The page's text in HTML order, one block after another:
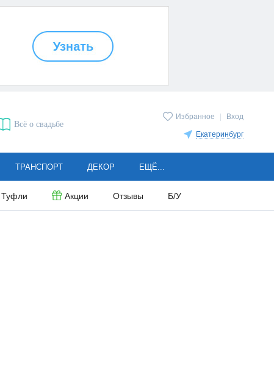
Избранное Вход
Екатеринбург
Всё о свадьбе
Туфли Акции Отзывы Б/У
ТРАНСПОРТ ДЕКОР ЕЩЁ...